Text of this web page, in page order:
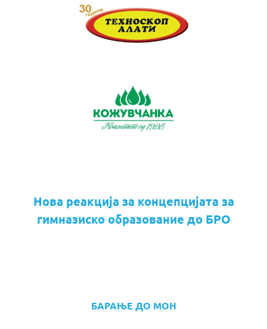
Нова реакција за концепцијата за
гимназиско образование до БРО
БАРАЊЕ ДО МОН